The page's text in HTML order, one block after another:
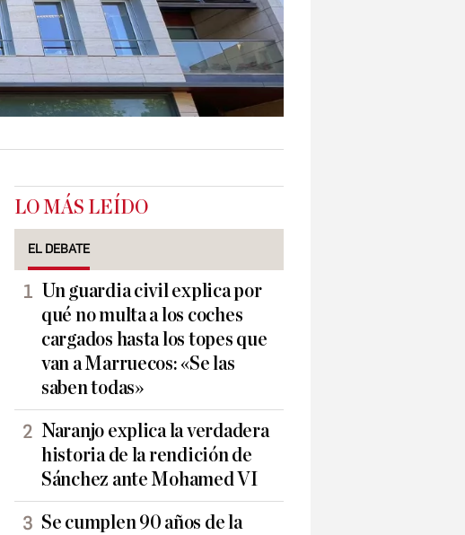
LO MÁS LEÍDO
EL DEBATE
Un guardia civil explica por
qué no multa a los coches
cargados hasta los topes que
van a Marruecos: «Se las
saben todas»
Naranjo explica la verdadera
historia de la rendición de
Sánchez ante Mohamed VI
Se cumplen 90 años de la